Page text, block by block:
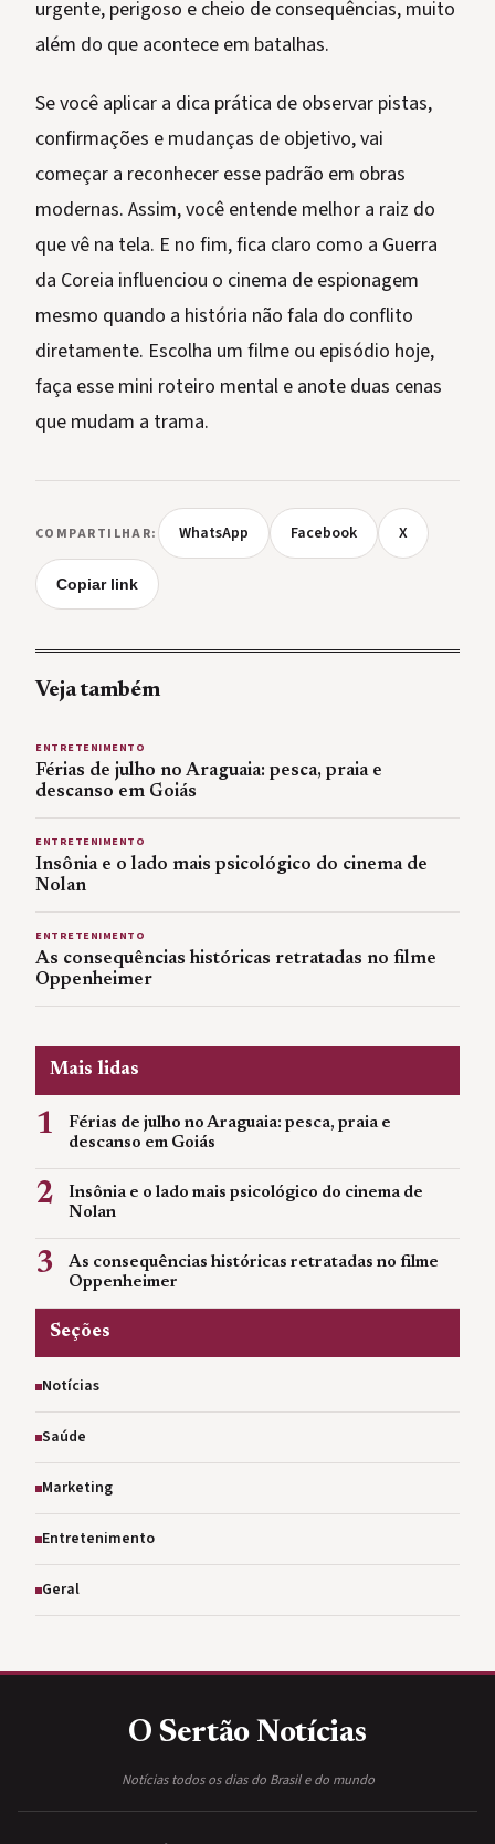
urgente, perigoso e cheio de consequências, muito
além do que acontece em batalhas.
Se você aplicar a dica prática de observar pistas,
confirmações e mudanças de objetivo, vai
começar a reconhecer esse padrão em obras
modernas. Assim, você entende melhor a raiz do
que vê na tela. E no fim, fica claro como a Guerra
da Coreia influenciou o cinema de espionagem
mesmo quando a história não fala do conflito
diretamente. Escolha um filme ou episódio hoje,
faça esse mini roteiro mental e anote duas cenas
que mudam a trama.
COMPARTILHAR: WhatsApp Facebook X
Copiar link
Veja também
ENTRETENIMENTO
Férias de julho no Araguaia: pesca, praia e
descanso em Goiás
ENTRETENIMENTO
Insônia e o lado mais psicológico do cinema de
Nolan
ENTRETENIMENTO
As consequências históricas retratadas no filme
Oppenheimer
Mais lidas
1
Férias de julho no Araguaia: pesca, praia e
descanso em Goiás
2
Insônia e o lado mais psicológico do cinema de
Nolan
3
As consequências históricas retratadas no filme
Oppenheimer
Seções
Notícias
Saúde
Marketing
Entretenimento
Geral
O Sertão Notícias
Notícias todos os dias do Brasil e do mundo